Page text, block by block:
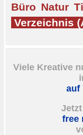
Büro Natur
Verzeichnis
Viele Kreative
auf
free